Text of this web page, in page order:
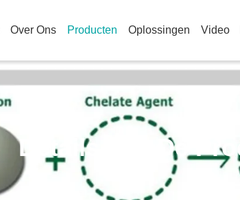
Over Ons Producten Oplossingen Video
Details Van De